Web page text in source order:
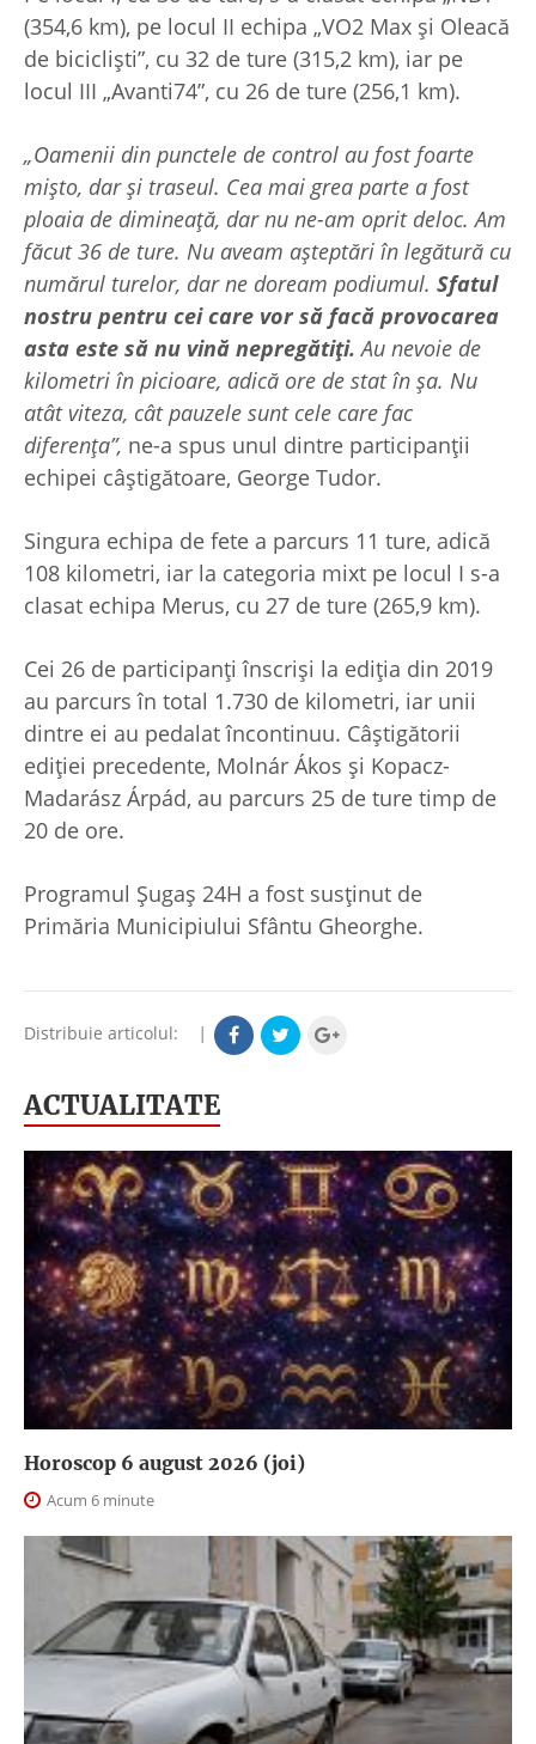
(354,6 km), pe locul II echipa „VO2 Max și Oleacă
de bicicliști”, cu 32 de ture (315,2 km), iar pe
locul III „Avanti74”, cu 26 de ture (256,1 km).
„Oamenii din punctele de control au fost foarte
mișto, dar și traseul. Cea mai grea parte a fost
ploaia de dimineață, dar nu ne-am oprit deloc. Am
făcut 36 de ture. Nu aveam așteptări în legătură cu
numărul turelor, dar ne doream podiumul. Sfatul
nostru pentru cei care vor să facă provocarea
asta este să nu vină nepregătiți. Au nevoie de
kilometri în picioare, adică ore de stat în șa. Nu
atât viteza, cât pauzele sunt cele care fac
diferența”, ne-a spus unul dintre participanții
echipei câștigătoare, George Tudor.
Singura echipa de fete a parcurs 11 ture, adică
108 kilometri, iar la categoria mixt pe locul I s-a
clasat echipa Merus, cu 27 de ture (265,9 km).
Cei 26 de participanți înscriși la ediția din 2019
au parcurs în total 1.730 de kilometri, iar unii
dintre ei au pedalat încontinuu. Câștigătorii
ediției precedente, Molnár Ákos și Kopacz-
Madarász Árpád, au parcurs 25 de ture timp de
20 de ore.
Programul Șugaș 24H a fost susținut de
Primăria Municipiului Sfântu Gheorghe.
Distribuie articolul: |
ACTUALITATE
Horoscop 6 august 2026 (joi)
Acum 6 minute